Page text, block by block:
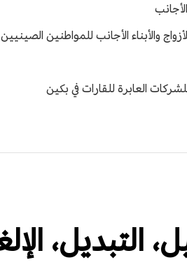
الأجانب للمواطنين الصينيين
العابرة للقارات في بكين
التبديل،